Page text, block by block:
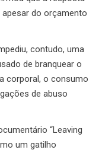
do orçamento
contudo, uma
de branquear o
corporal, o consumo
de abuso
“Leaving
um gatilho